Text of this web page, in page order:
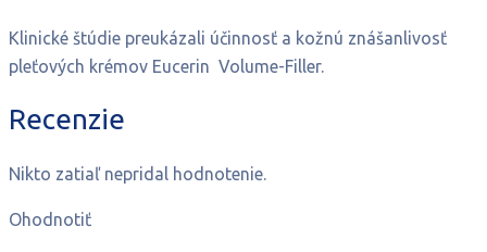
Klinické štúdie preukázali účinnosť a kožnú znášanlivosť
pleťových krémov Eucerin Volume-Filler.
Recenzie
Nikto zatiaľ nepridal hodnotenie.
Ohodnotiť